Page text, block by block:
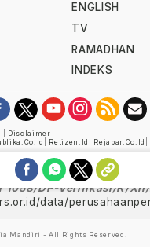
ENGLISH
TV
RAMADHAN
INDEKS
Disclaimer
Retizen.id Rejabar.co.id
diverifikasi oleh Dewan
1058/DP-Verifikasi/K/
data/
Mandiri - All Rights Reserved.